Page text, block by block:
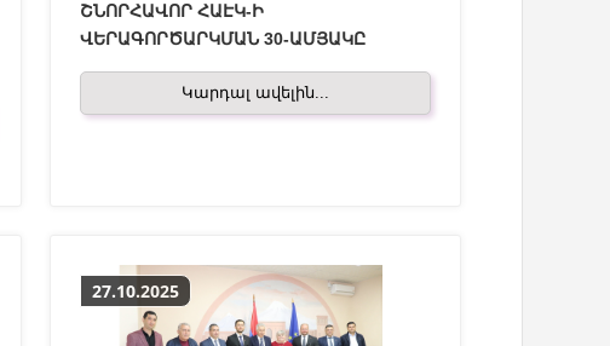
ՇՆՈՐՀԱՎՈՐ ՀԱԷԿ-Ի
ՎԵՐԱԳՈՐԾԱՐԿՄԱՆ 30-ԱՄՅԱԿԸ
Կարդալ ավելին...
27.10.2025